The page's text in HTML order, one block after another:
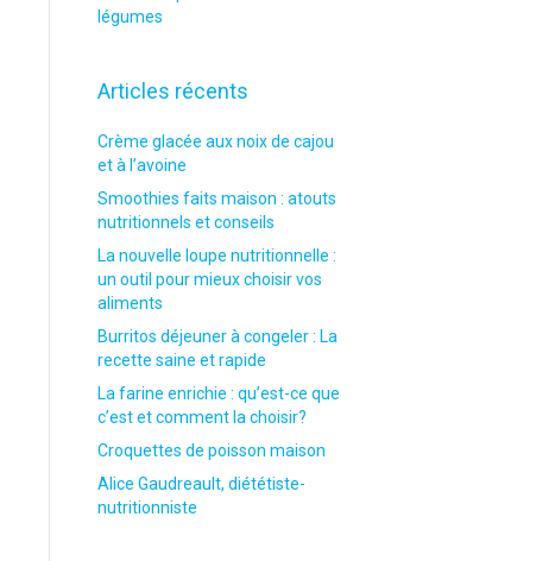
légumes
Articles récents
Crème glacée aux noix de cajou
et à l’avoine
Smoothies faits maison : atouts
nutritionnels et conseils
La nouvelle loupe nutritionnelle :
un outil pour mieux choisir vos
aliments
Burritos déjeuner à congeler : La
recette saine et rapide
La farine enrichie : qu’est-ce que
c’est et comment la choisir?
Croquettes de poisson maison
Alice Gaudreault, diététiste-
nutritionniste